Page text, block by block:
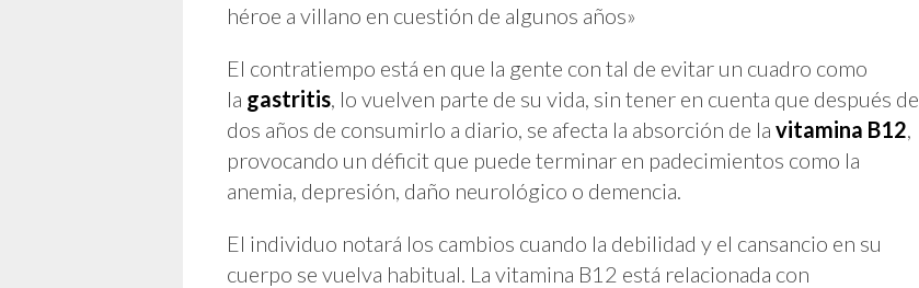
Vida?
héroe a villano en cuestión de algunos años»
El contratiempo está en que la gente con tal de evitar un cuadro como
la gastritis , lo vuelven parte de su vida, sin tener en cuenta que después de
dos años de consumirlo a diario, se afecta la absorción de la vitamina B12
provocando un déficit que puede terminar en padecimientos como la
anemia, depresión, daño neurológico o demencia.
El individuo notará los cambios cuando la debilidad y el cansancio en su
cuerpo se vuelva habitual. La vitamina B12 está relacionada con